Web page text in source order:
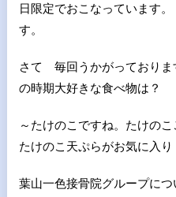
日限定でおこなっています
す。
さて 毎回うかがっており
の時期大好きな食べ物は
～たけのこですね。たけの
たけのこ天ぷらがお気に入り
葉山一色接骨院グループにつ